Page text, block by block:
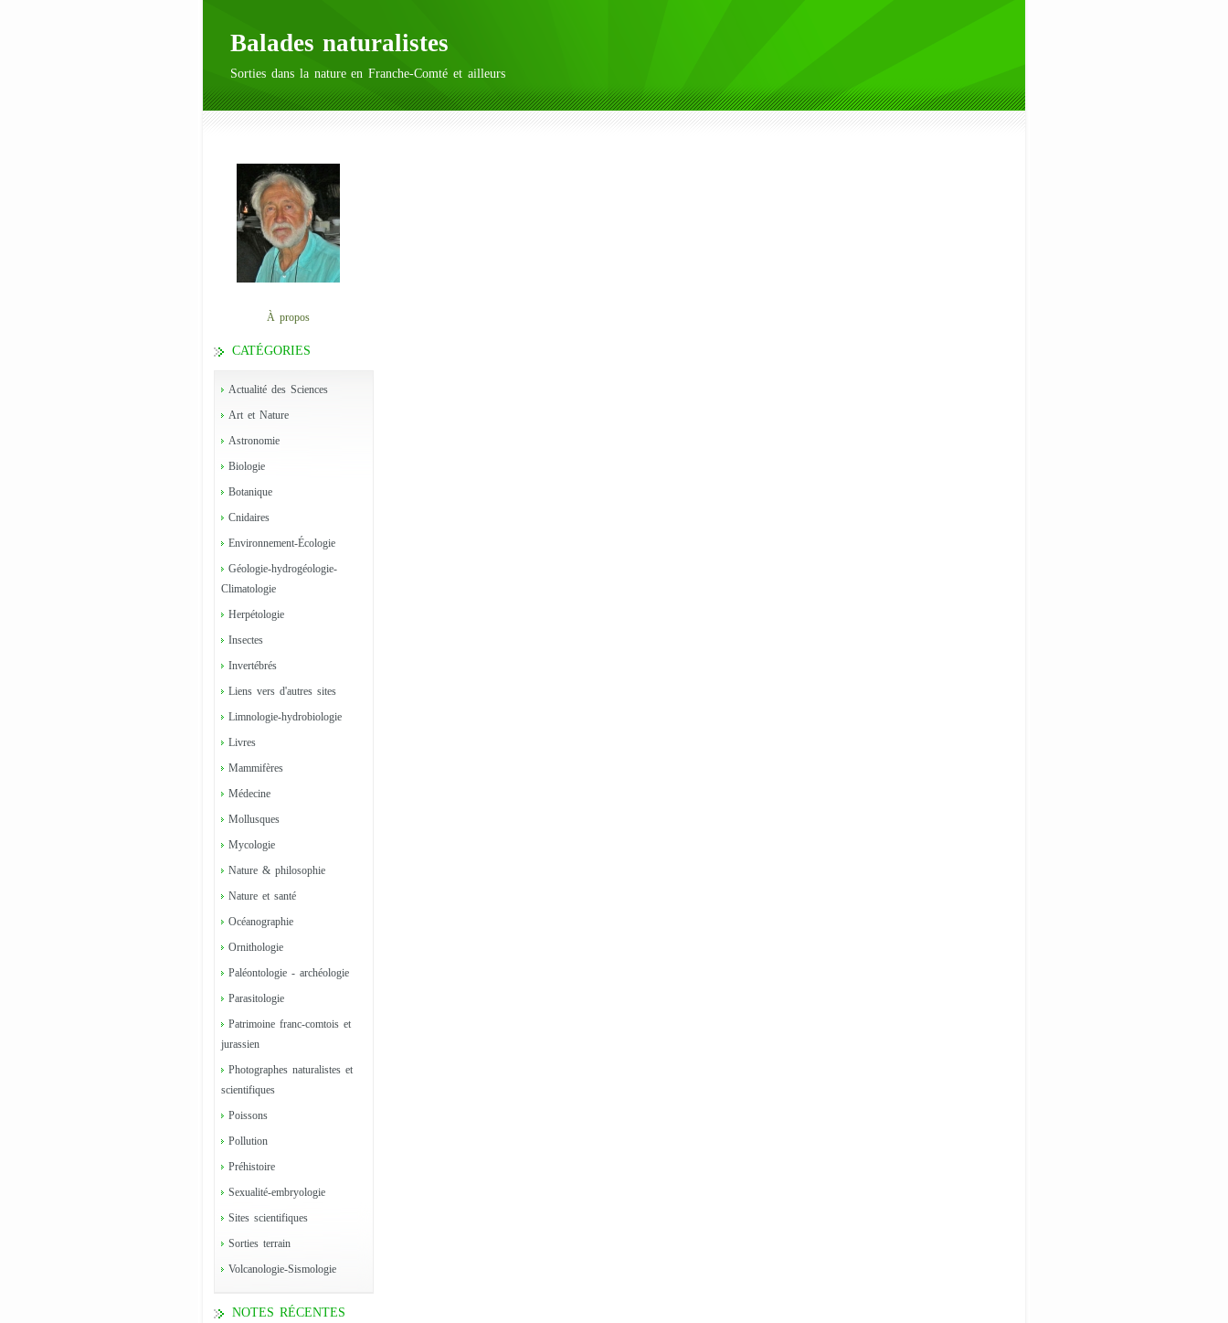
Balades naturalistes
Sorties dans la nature en Franche-Comté et ailleurs
À propos
CATÉGORIES
Actualité des Sciences
Art et Nature
Astronomie
Biologie
Botanique
Cnidaires
Environnement-Écologie
Géologie-hydrogéologie-
Climatologie
Herpétologie
Insectes
Invertébrés
Liens vers d'autres sites
Limnologie-hydrobiologie
Livres
Mammifères
Médecine
Mollusques
Mycologie
Nature & philosophie
Nature et santé
Océanographie
Ornithologie
Paléontologie - archéologie
Parasitologie
Patrimoine franc-comtois et
jurassien
Photographes naturalistes et
scientifiques
Poissons
Pollution
Préhistoire
Sexualité-embryologie
Sites scientifiques
Sorties terrain
Volcanologie-Sismologie
NOTES RÉCENTES